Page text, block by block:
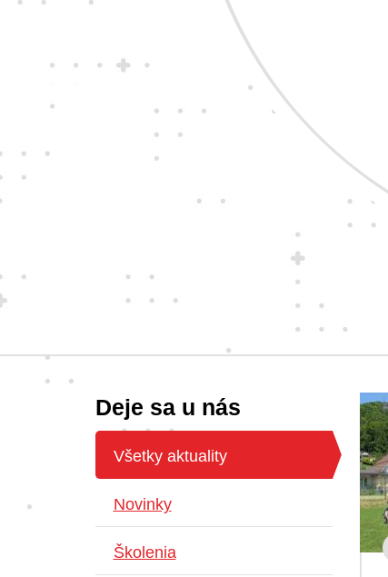
Deje sa u nás
Všetky aktuality
Novinky
Školenia